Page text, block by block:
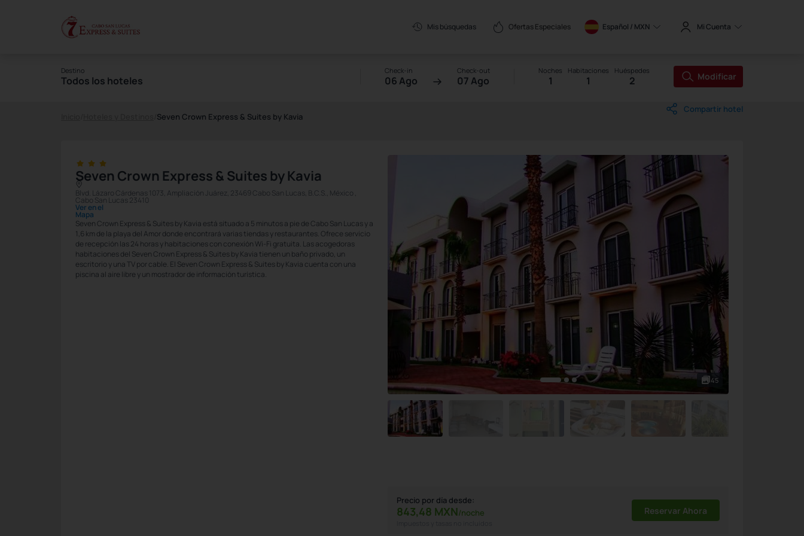
Mis búsquedas Ofertas Especiales Español / MXN Mi Cuenta
Destino
Todos los hoteles
Check-in
06 Ago
Check-out
07 Ago
Noches
1
Habitaciones
1
Huéspedes
2 Modificar
Seven Crown Express & Suites by Kavia
Compartir hotel
Seven Crown Express & Suites by Kavia
Blvd. Lázaro Cárdenas 1073, Ampliación Juárez, 23469 Cabo San Lucas, B.C.S., México ,
Cabo San Lucas 23410
Ver en el
Mapa
Seven Crown Express & Suites by Kavia está situado a 5 minutos a pie de Cabo San Lucas y a
1,6 km de la playa del Amor donde encontrará varias tiendas y restaurantes. Ofrece servicio
de recepción las 24 horas y habitaciones con conexión Wi-Fi gratuita. Las acogedoras
habitaciones del Seven Crown Express & Suites by Kavia tienen un baño privado, un
escritorio y una TV por cable. El Seven Crown Express & Suites by Kavia cuenta con una
piscina al aire libre y un mostrador de información turística.
45
Precio por día desde:
843,48 MXN/noche Reservar Ahora